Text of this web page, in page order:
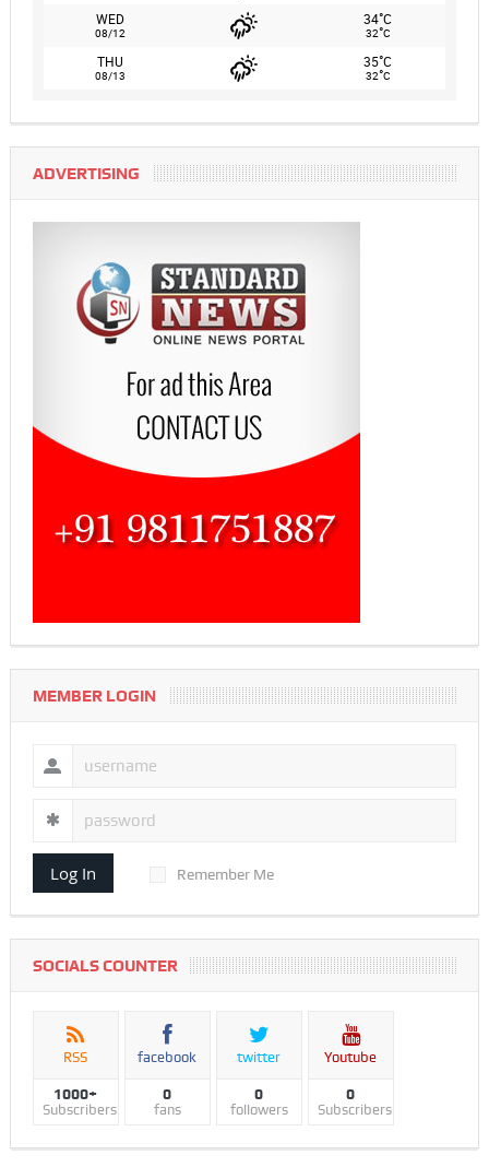
WED
08/12
34°C
32°C
THU
08/13
35°C
32°C
ADVERTISING
MEMBER LOGIN
Log In Remember Me
SOCIALS COUNTER
RSS
1000+
Subscribers
facebook
0
fans
twitter
0
followers
Youtube
0
Subscribers